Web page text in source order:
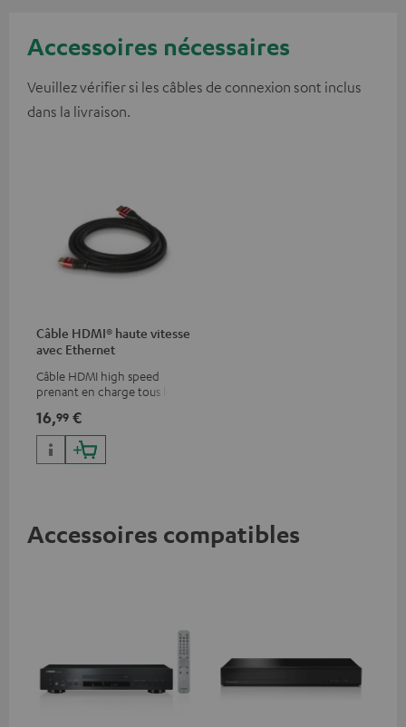
Accessoires nécessaires
Veuillez vérifier si les câbles de connexion sont inclus
dans la livraison.
Câble HDMI® haute vitesse
avec Ethernet
Câble HDMI high speed
prenant en charge tous les
50/60p et 4K 3D
16,99 €
Accessoires compatibles